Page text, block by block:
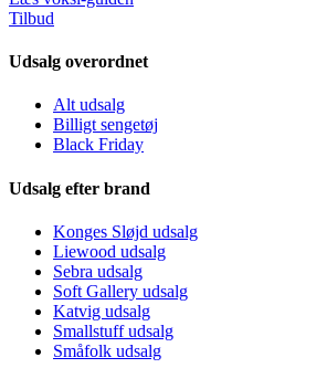
Tilbud
Udsalg overordnet
Alt udsalg
Billigt sengetøj
Black Friday
Udsalg efter brand
Konges Sløjd udsalg
Liewood udsalg
Sebra udsalg
Soft Gallery udsalg
Katvig udsalg
Smallstuff udsalg
Småfolk udsalg